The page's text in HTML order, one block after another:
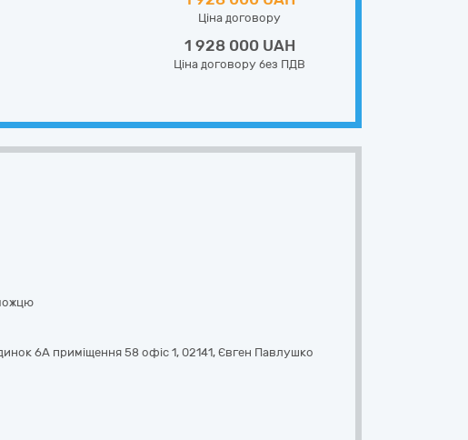
Ціна договору
1 928 000 UAH
Ціна договору без ПДВ
6А приміщення 58 офіс 1, 02141, Євген Павлушко